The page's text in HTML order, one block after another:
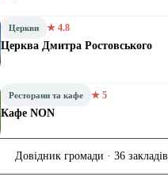
Церкви ★ 4.8
Церква Дмитра Ростовського
Ресторани та кафе ★ 5
Кафе NON
Довідник громади · 36 закладів